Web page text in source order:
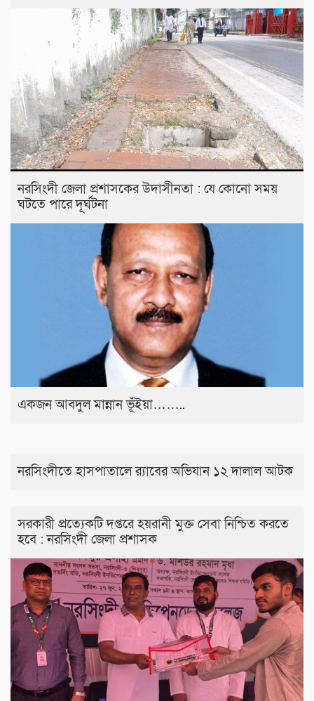
নরসিংদী জেলা প্রশাসকের উদাসীনতা : যে কোনো সময়
ঘটতে পারে দূর্ঘটনা
একজন আবদুল মান্নান ভূঁইয়া……..
নরসিংদীতে হাসপাতালে র‍্যাবের অভিযান ১২ দালাল আটক
সরকারী প্রত্যেকটি দপ্তরে হয়রানী মুক্ত সেবা নিশ্চিত করতে
হবে : নরসিংদী জেলা প্রশাসক